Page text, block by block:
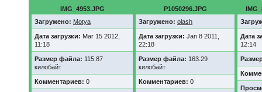
IMG_4953.JPG
Загружено: Motya
Дата загрузки: Mar 15 2012,
11:18
Размер файла: 115.87
килобайт
Комментариев: 0
P1050296.JPG
Загружено: olash
Дата загрузки: Jan 8 2011,
22:18
Размер файла: 163.29
килобайт
Комментариев: 0
Дата
12:14